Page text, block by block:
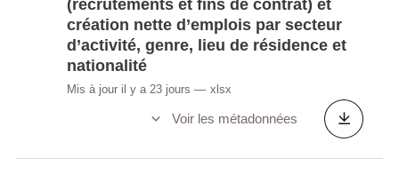
(recrutements et fins de contrat) et
création nette d’emplois par secteur
d’activité, genre, lieu de résidence et
nationalité
Mis à jour il y a 23 jours xlsx
Voir les métadonnées